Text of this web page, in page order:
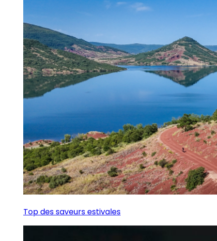
Top des saveurs estivales